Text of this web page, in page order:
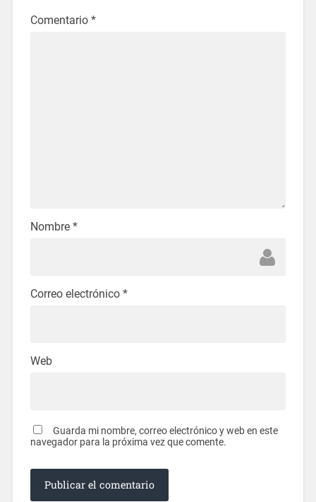
Comentario *
Nombre *
Correo electrónico *
Web
Guarda mi nombre, correo electrónico y web en este
navegador para la próxima vez que comente.